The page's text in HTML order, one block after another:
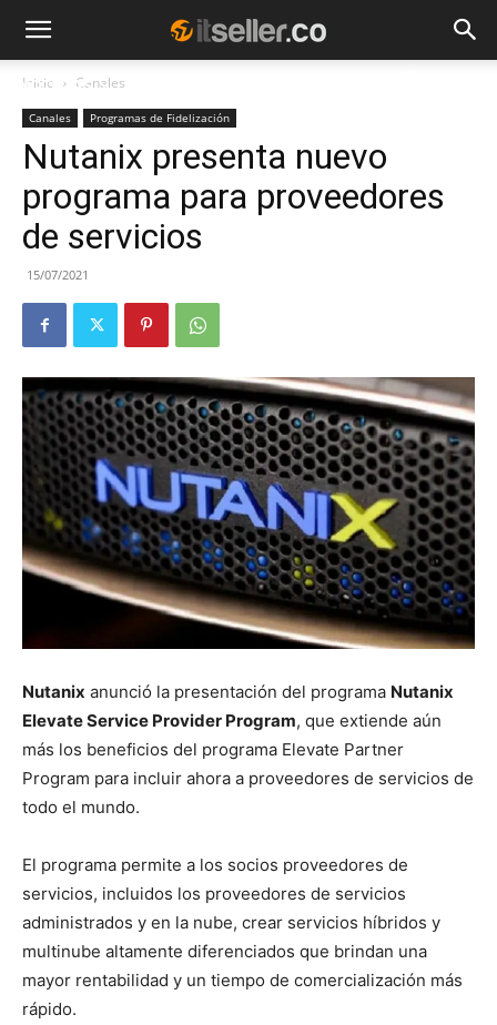
NOTICIAS
Inicio Canales
Canales Programas de Fidelización
Nutanix presenta nuevo
programa para proveedores
de servicios
15/07/2021
Nutanix anunció la presentación del programa Nutanix
Elevate Service Provider Program, que extiende aún
más los beneficios del programa Elevate Partner
Program para incluir ahora a proveedores de servicios de
todo el mundo.
El programa permite a los socios proveedores de
servicios, incluidos los proveedores de servicios
administrados y en la nube, crear servicios híbridos y
multinube altamente diferenciados que brindan una
mayor rentabilidad y un tiempo de comercialización más
rápido.